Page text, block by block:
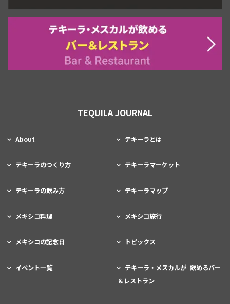
TEQUILA JOURNAL
About テキーラとは
テキーラのつくり方 テキーラマーケット
テキーラの飲み方 テキーラマップ
メキシコ料理 メキシコ旅行
メキシコの記念日 トピックス
イベント一覧
テキーラ・メスカルが 飲めるバー
＆レストラン